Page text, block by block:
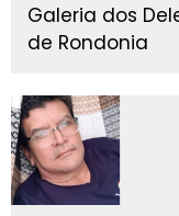
Galeria dos
de Rondonia